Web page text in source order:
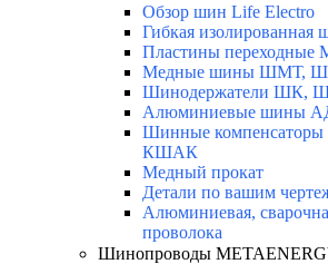
Обзор шин Life Electro
Гибкая изолированная
Пластины
Медные шины ШМТ,
Шинодержатели ШК,
Алюминиевые шины
Шинные
КШАК
Медный прокат
Детали по вашим
Алюминиевая,
проволока
Шинопроводы